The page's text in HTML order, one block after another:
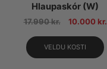
Hlaupaskór (W)
17.990kr. 10.000 kr.
VELDU KOSTI